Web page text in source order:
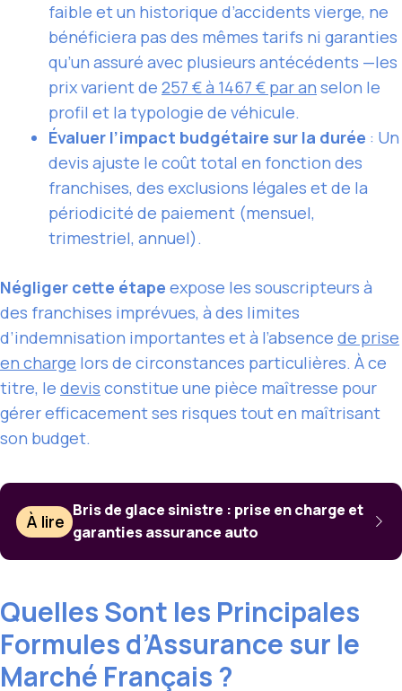
faible et un historique d’accidents vierge, ne
bénéficiera pas des mêmes tarifs ni garanties
qu’un assuré avec plusieurs antécédents —les
prix varient de 257 € à 1467 € par an selon le
profil et la typologie de véhicule.
Évaluer l’impact budgétaire sur la durée : Un
devis ajuste le coût total en fonction des
franchises, des exclusions légales et de la
périodicité de paiement (mensuel,
trimestriel, annuel).
Négliger cette étape expose les souscripteurs à
des franchises imprévues, à des limites
d’indemnisation importantes et à l’absence de prise
en charge lors de circonstances particulières. À ce
titre, le devis constitue une pièce maîtresse pour
gérer efficacement ses risques tout en maîtrisant
son budget.
À lire
Bris de glace sinistre : prise en charge et
garanties assurance auto
Quelles Sont les Principales
Formules d’Assurance sur le
Marché Français ?